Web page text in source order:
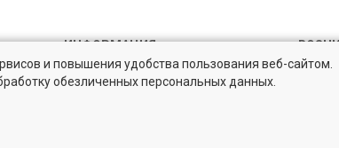
ИНФОРМАЦИЯ
Аналитика недвижимости
и повышения удобства пользования веб-сайтом.
обезличенных персональных данных.